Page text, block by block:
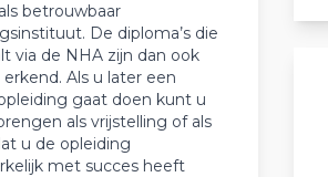
betrouwbaar
De diploma’s die
via de NHA zijn dan ook
Als u later een
gaat doen kunt u
als vrijstelling of als
u de opleiding
met succes heeft